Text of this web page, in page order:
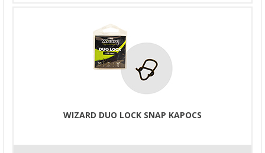
WIZARD DUO LOCK SNAP KAPOCS